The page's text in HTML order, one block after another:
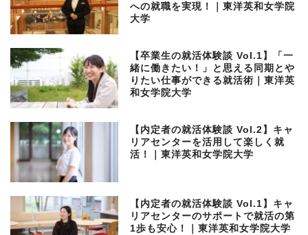
への就職を実現！｜東洋英和女学院
大学
【卒業生の就活体験談 Vol.1】「一
緒に働きたい！」と思える同期とや
りたい仕事ができる就活術｜東洋英
和女学院大学
【内定者の就活体験談 Vol.2】キャ
リアセンターを活用して楽しく就
活！｜東洋英和女学院大学
【内定者の就活体験談 Vol.1】キャ
リアセンターのサポートで就活の第
1歩も安心！｜東洋英和女学院大学